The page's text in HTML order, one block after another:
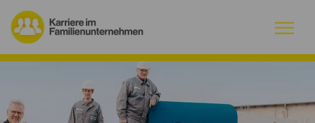
Warum Familienunternehmen?
Firmenprofile